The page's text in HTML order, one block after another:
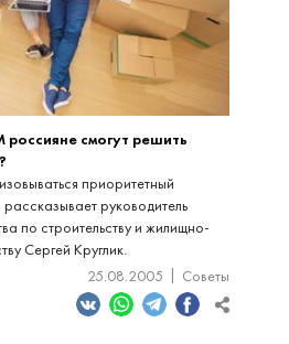
смогут решить
приоритетный
руководитель
по строительству и жилищно-
Сергей Круглик.
25.08.2005
Советы